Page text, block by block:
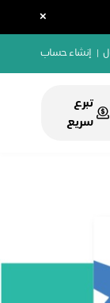
×
| إنشاء حساب
تبرع
سريع